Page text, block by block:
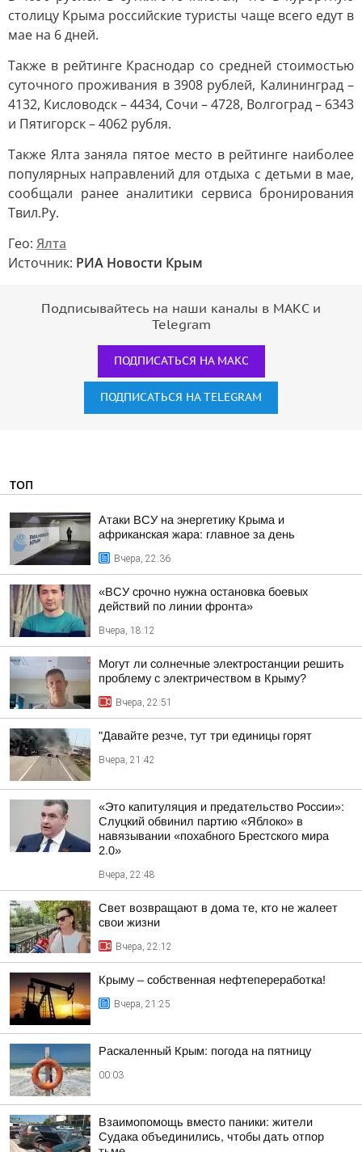
столицу Крыма российские туристы чаще всего едут в
мае на 6 дней.
Также в рейтинге Краснодар со средней стоимостью
суточного проживания в 3908 рублей, Калининград –
4132, Кисловодск – 4434, Сочи – 4728, Волгоград – 6343
и Пятигорск – 4062 рубля.
Также Ялта заняла пятое место в рейтинге наиболее
популярных направлений для отдыха с детьми в мае,
сообщали ранее аналитики сервиса бронирования
Твил.Ру.
Гео: Ялта
Источник: РИА Новости Крым
Подписывайтесь на наши каналы в МАКС и
Telegram
ПОДПИСАТЬСЯ НА МАКС
ПОДПИСАТЬСЯ НА TELEGRAM
ТОП
Атаки ВСУ на энергетику Крыма и
африканская жара: главное за день
Вчера, 22:36
«ВСУ срочно нужна остановка боевых
действий по линии фронта»
Вчера, 18:12
Могут ли солнечные электростанции решить
проблему с электричеством в Крыму?
Вчера, 22:51
"Давайте резче, тут три единицы горят
Вчера, 21:42
«Это капитуляция и предательство России»:
Слуцкий обвинил партию «Яблоко» в
навязывании «похабного Брестского мира
2.0»
Вчера, 22:48
Свет возвращают в дома те, кто не жалеет
свои жизни
Вчера, 22:12
Крыму – собственная нефтепереработка!
Вчера, 21:25
Раскаленный Крым: погода на пятницу
00:03
Взаимопомощь вместо паники: жители
Судака объединились, чтобы дать отпор